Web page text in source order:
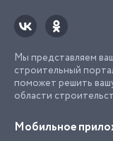
Мы представляем
строительный
поможет решить
области
Мобильное